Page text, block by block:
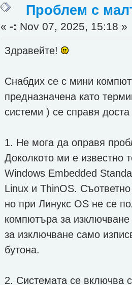
Проблем с
«-: Nov 07, 2025, 15:18 »
Здравейте!
Снабдих се с мини
предназначена като
системи ) се справя
1. Не мога да оправя
Доколкото ми е известно
Windows Embedded
Linux и ThinOS.
но при Линукс OS не се
компютъра за
за изключване само
бутона.
2. Системата се включва